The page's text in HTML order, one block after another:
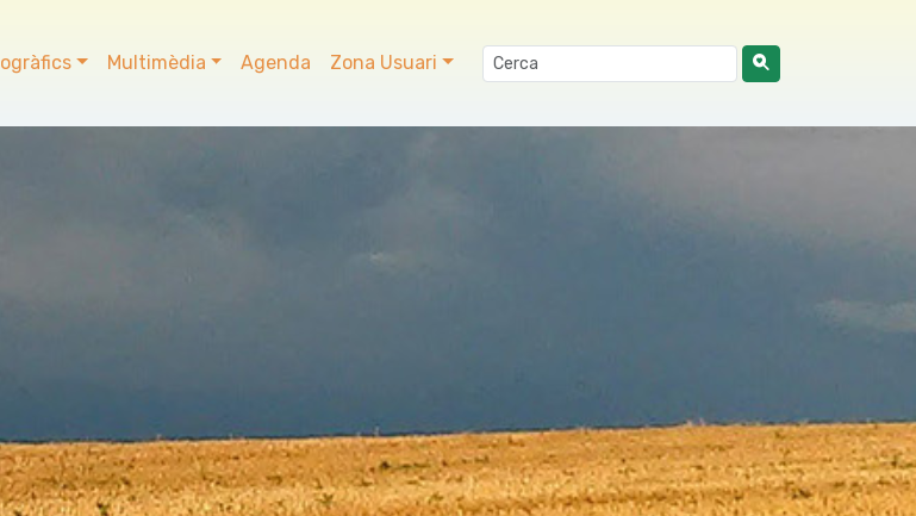
Multimèdia Agenda Zona Usuari